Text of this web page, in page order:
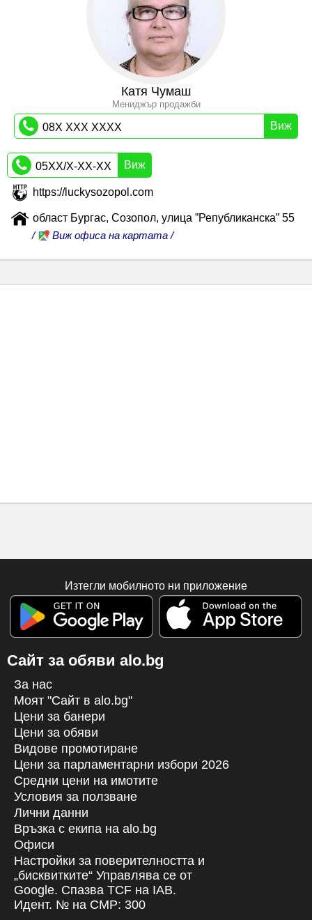
Катя Чумаш
Мениджър продажби
08X XXX XXXX Виж
05XX/X-XX-XX Виж
https://luckysozopol.com
област Бургас, Созопол, улица ”Републиканска” 55
/
Виж офиса на картата /
Изтегли мобилното ни приложение
Сайт за обяви alo.bg
За нас
Моят "Сайт в alo.bg"
Цени за банери
Цени за обяви
Видове промотиране
Цени за парламентарни избори 2026
Средни цени на имотите
Условия за ползване
Лични данни
Връзка с екипa на alo.bg
Офиси
Настройки за поверителността и
„бисквитките“ Управлява се от
Google. Спазва TCF на IAB.
Идент. № на CMP: 300